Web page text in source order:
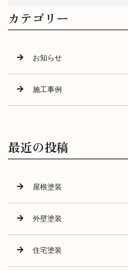
カテゴリー
お知らせ
施工事例
最近の投稿
屋根塗装
外壁塗装
住宅塗装